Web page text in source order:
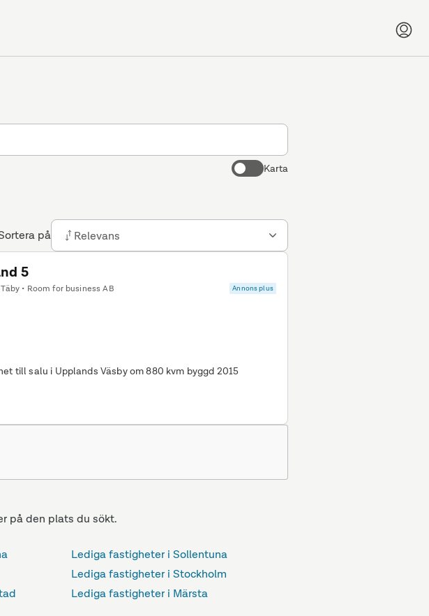
Karta
på Relevans
5
• Room for business AB Annons plus
till salu i Upplands Väsby om 880 kvm byggd 2015
på den plats du sökt.
Lediga fastigheter i Sollentuna
Lediga fastigheter i Stockholm
Lediga fastigheter i Märsta